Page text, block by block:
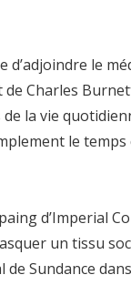
d’adjoindre le
Charles
la vie
le
d’Imperial
un tissu
Sundance